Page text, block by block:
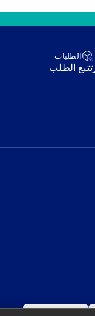
‫الطلبات‬
‫تتبع الطلب‬